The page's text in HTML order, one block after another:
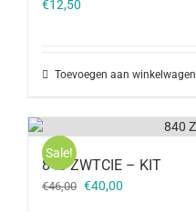
€12,50
Toevoegen aan winkelwagen
Sale!
840 ZWTCIE – KIT
€46,00 Oorspronkelijke
€40,00